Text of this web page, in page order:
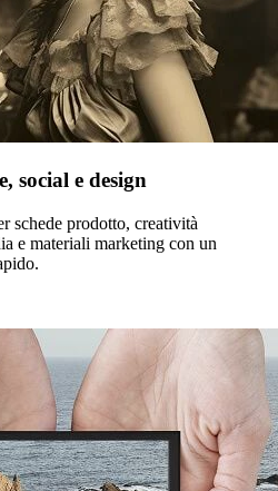
social e design
schede prodotto, creatività
e materiali marketing con un